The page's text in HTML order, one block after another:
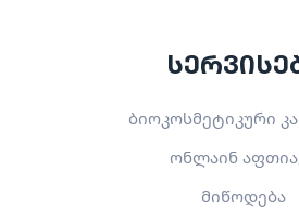
ბიოკოსმეტიკური
ონლაინ
მიწოდება